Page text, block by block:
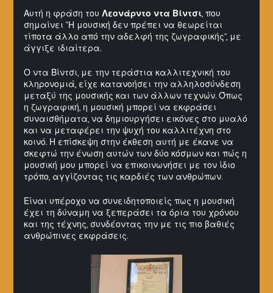
Αυτή η φράση του Λεονάρντο ντα Βίντσι, που
σημαίνει “Η μουσική δεν πρέπει να θεωρείται
τίποτα άλλο από την αδελφή της ζωγραφικής”, με
άγγιξε ιδιαίτερα.
Ο ντα Βίντσι, με την τεράστια καλλιτεχνική του
κληρονομιά, είχε κατανοήσει την αλληλοσύνδεση
μεταξύ της μουσικής και των άλλων τεχνών. Όπως
η ζωγραφική, η μουσική μπορεί να εκφράσει
συναισθήματα, να δημιουργήσει εικόνες στο μυαλό
και να μεταφέρει την ψυχή του καλλιτέχνη στο
κοινό. Η επίσκεψη στην έκθεση αυτή με έκανε να
σκεφτώ την ένωση αυτών των δύο κόσμων και πώς η
μουσική μου μπορεί να επικοινωνήσει με τον ίδιο
τρόπο, αγγίζοντας τις καρδιές των ανθρώπων.
Είναι υπέροχο να συνειδητοποιείς πως η μουσική
έχει τη δύναμη να ξεπεράσει τα όρια του χρόνου
και της τέχνης, συνδέοντας την με τις πιο βαθιές
ανθρώπινες εκφράσεις.